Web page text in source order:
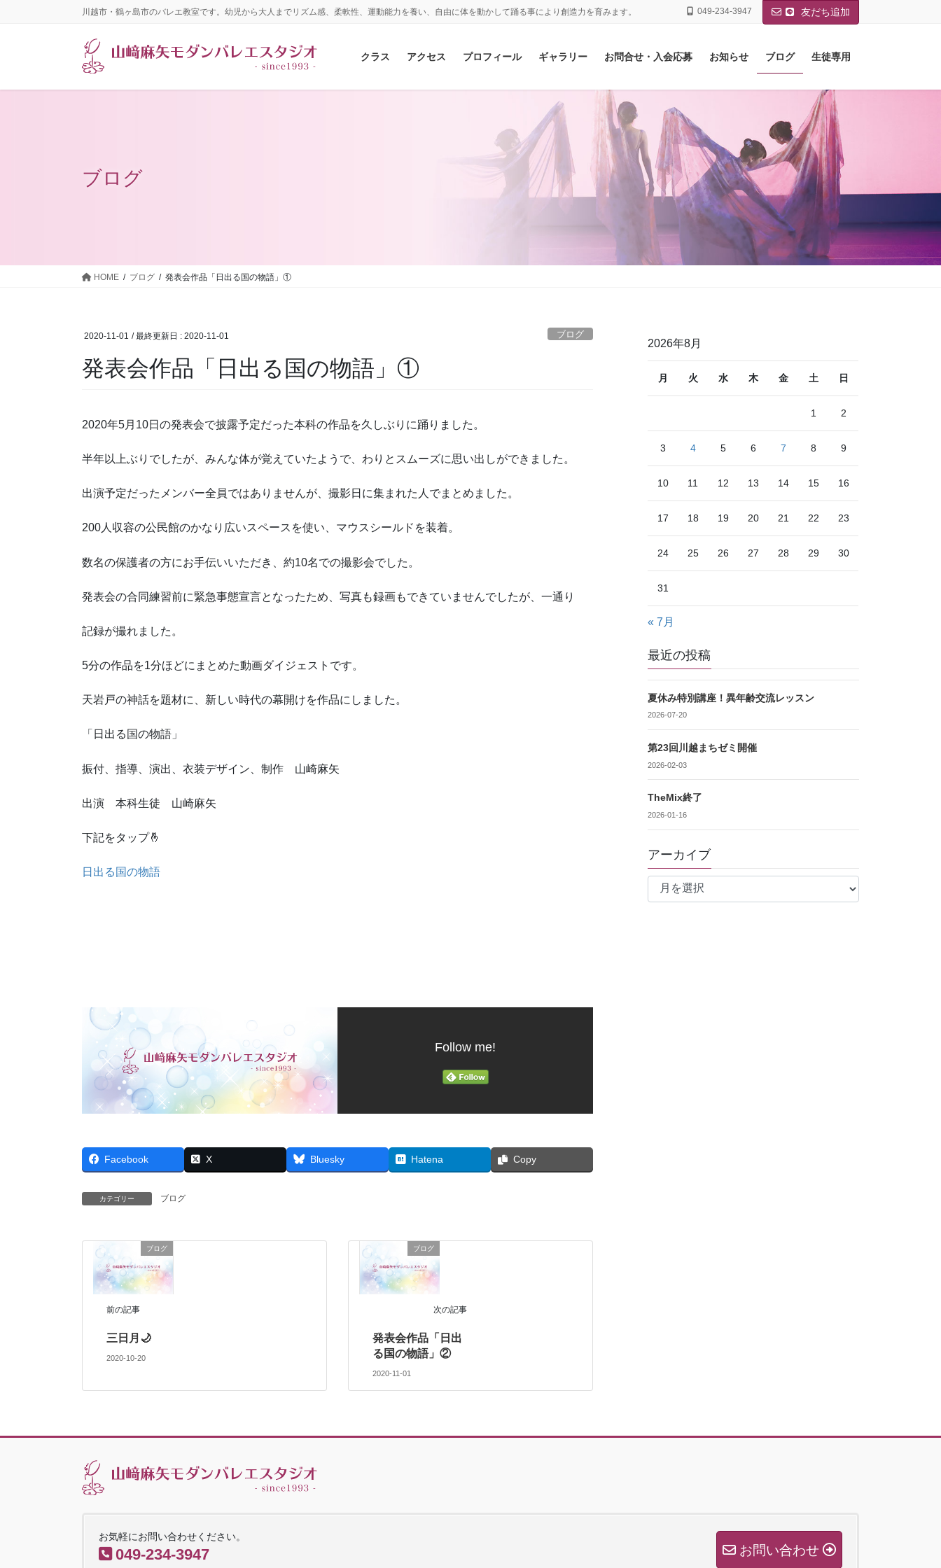
に
ョ
川越市・鶴ヶ島市のバレエ教室です。幼児から大人までリズム感、柔軟性、運動能力を養い、自由に体を動かして踊る事により創造力を育みます。 049-234-3947 友だち追加
クラス アクセス プロフィール ギャラリー お問合せ・入会応募 お知らせ ブログ 生徒専用
ブログ
HOME ブログ 発表会作品「日出る国の物語」①
2020-11-01 / 最終更新日 : 2020-11-01 ブログ
発表会作品「日出る国の物語」①
2020年5月10日の発表会で披露予定だった本科の作品を久しぶりに踊りました。
半年以上ぶりでしたが、みんな体が覚えていたようで、わりとスムーズに思い出しができました。
出演予定だったメンバー全員ではありませんが、撮影日に集まれた人でまとめました。
200人収容の公民館のかなり広いスペースを使い、マウスシールドを装着。
数名の保護者の方にお手伝いいただき、約10名での撮影会でした。
発表会の合同練習前に緊急事態宣言となったため、写真も録画もできていませんでしたが、一通り
記録が撮れました。
5分の作品を1分ほどにまとめた動画ダイジェストです。
天岩戸の神話を題材に、新しい時代の幕開けを作品にしました。
「日出る国の物語」
振付、指導、演出、衣装デザイン、制作 山崎麻矢
出演 本科生徒 山崎麻矢
下記をタップ🤞
日出る国の物語
Follow me!
Facebook X Bluesky Hatena Copy
カテゴリー ブログ
ブログ
前の記事
三日月🌙
2020-10-20
ブログ
次の記事
発表会作品「日出
る国の物語」②
2020-11-01
2026年8月
月 火 水 木 金 土 日
1 2
3 4 5 6 7 8 9
10 11 12 13 14 15 16
17 18 19 20 21 22 23
24 25 26 27 28 29 30
31
« 7月
最近の投稿
夏休み特別講座！異年齢交流レッスン
2026-07-20
第23回川越まちゼミ開催
2026-02-03
TheMix終了
2026-01-16
アーカイブ
ア
お気軽にお問い合わせください。
049-234-3947 お問い合わせ